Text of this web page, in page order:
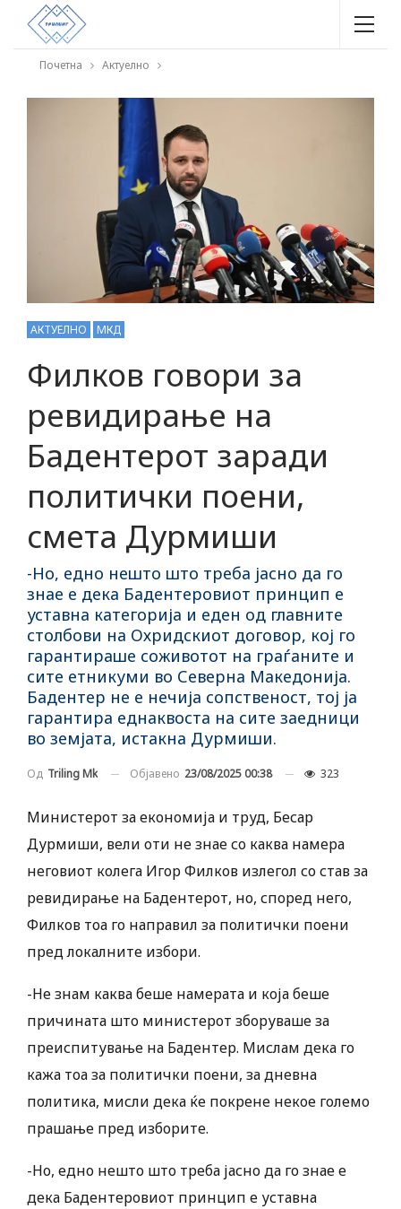
Почетна Актуелно
АКТУЕЛНО МКД
Филков говори за
ревидирање на
Бадентерот заради
политички поени,
смета Дурмиши
-Но, едно нешто што треба јасно да го
знае е дека Бадентеровиот принцип е
уставна категорија и еден од главните
столбови на Охридскиот договор, кој го
гарантираше соживотот на граѓаните и
сите етникуми во Северна Македонија.
Бадентер не е нечија сопственост, тој ја
гарантира еднаквоста на сите заедници
во земјата, истакна Дурмиши.
Од Triling Mk Објавено 23/08/2025 00:38 323
Министерот за економија и труд, Бесар
Дурмиши, вели оти не знае со каква намера
неговиот колега Игор Филков излегол со став за
ревидирање на Бадентерот, но, според него,
Филков тоа го направил за политички поени
пред локалните избори.
-Не знам каква беше намерата и која беше
причината што министерот зборуваше за
преиспитување на Бадентер. Мислам дека го
кажа тоа за политички поени, за дневна
политика, мисли дека ќе покрене некое големо
прашање пред изборите.
-Но, едно нешто што треба јасно да го знае е
дека Бадентеровиот принцип е уставна